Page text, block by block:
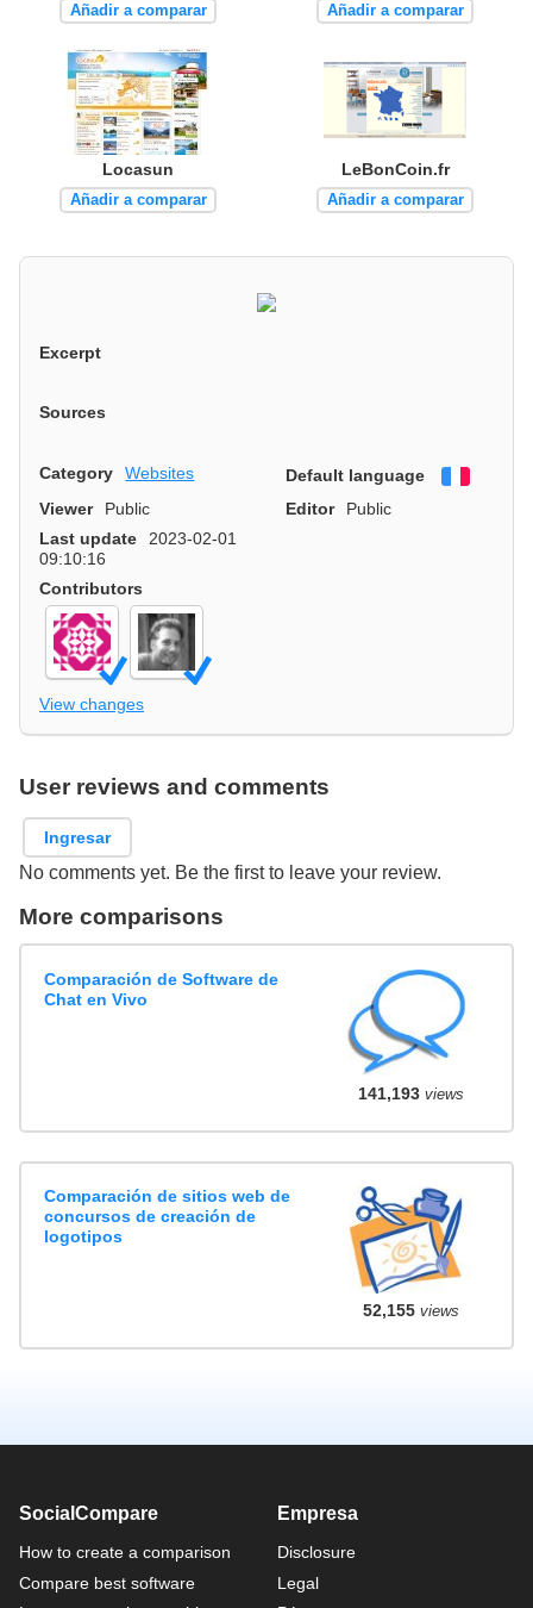
Añadir a comparar Añadir a comparar
Locasun
Añadir a comparar
LeBonCoin.fr
Añadir a comparar
Excerpt
Sources
Category Websites Default language
Viewer
Public Editor
Public
Last update
2023-02-01
09:10:16
Contributors
View changes
User reviews and comments
Ingresar
No comments yet. Be the first to leave your review.
More comparisons
Comparación de Software de
Chat en Vivo
141,193views
Comparación de sitios web de
concursos de creación de
logotipos
52,155views
SocialCompare
How to create a comparison
Compare best software
Empresa
Disclosure
Legal